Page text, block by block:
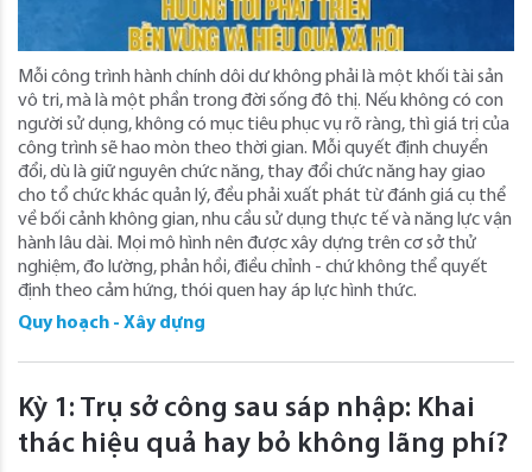
Mỗi công trình hành chính dôi dư không phải là một khối tài sản
vô tri, mà là một phần trong đời sống đô thị. Nếu không có con
người sử dụng, không có mục tiêu phục vụ rõ ràng, thì giá trị của
công trình sẽ hao mòn theo thời gian. Mỗi quyết định chuyển
đổi, dù là giữ nguyên chức năng, thay đổi chức năng hay giao
cho tổ chức khác quản lý, đều phải xuất phát từ đánh giá cụ thể
về bối cảnh không gian, nhu cầu sử dụng thực tế và năng lực vận
hành lâu dài. Mọi mô hình nên được xây dựng trên cơ sở thử
nghiệm, đo lường, phản hồi, điều chỉnh - chứ không thể quyết
định theo cảm hứng, thói quen hay áp lực hình thức.
Quy hoạch - Xây dựng
Kỳ 1: Trụ sở công sau sáp nhập: Khai
thác hiệu quả hay bỏ không lãng phí?